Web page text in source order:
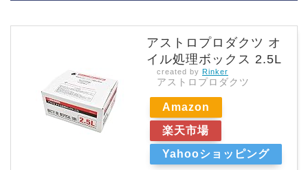
アストロプロダクツ オ
イル処理ボックス 2.5L
created by Rinker
アストロプロダクツ
Amazon
楽天市場
Yahooショッピング